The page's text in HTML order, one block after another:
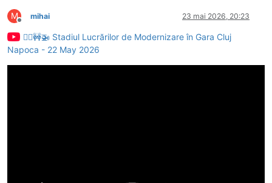
M
Deconectat
mihai 23 mai 2026, 20:23
👷‍♂️🚧🚁 Stadiul Lucrărilor de Modernizare în Gara Cluj
Napoca - 22 May 2026